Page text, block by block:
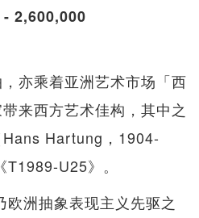
2,600,000
亦乘着亚洲艺术市场「西
来西方艺术佳构，其中之
Hartung，1904-
U25》。
洲抽象表现主义先驱之